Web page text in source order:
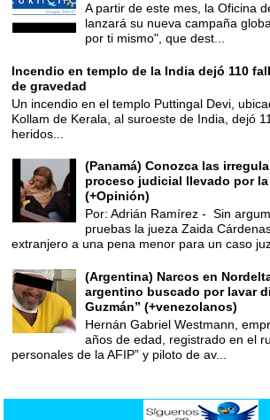
A partir de este mes, la Oficina
lanzará su nueva campaña
por ti mismo", que dest...
Incendio en templo de la India dejó 110
de gravedad
Un incendio en el templo Puttingal Devi,
Kollam de Kerala, al suroeste de India, dejó
heridos...
(Panamá) Conozca las
proceso judicial llevado por
(+Opinión)
Por: Adrián Ramírez - Sin
pruebas la jueza Zaida
extranjero a una pena menor para un caso
(Argentina) Narcos en
argentino buscado por lavar
Guzmán” (+venezolanos)
Hernán Gabriel Westmann,
años de edad, registrado en el
personales de la AFIP” y piloto de av...